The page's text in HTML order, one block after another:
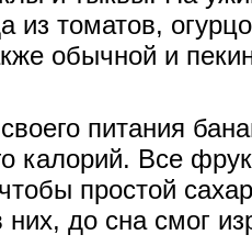
из томатов,
обычной и
питания
калорий. Все
простой
них, до сна смог